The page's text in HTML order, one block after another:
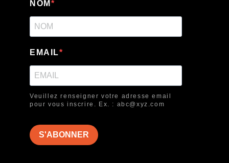
NOM
EMAIL
Veuillez renseigner votre adresse email
pour vous inscrire. Ex. : abc@xyz.com
S'ABONNER